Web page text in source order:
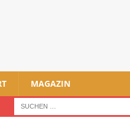
MAGAZIN